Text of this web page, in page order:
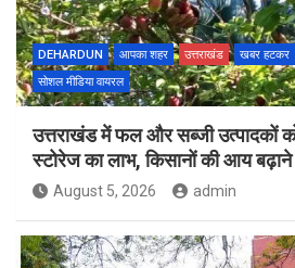
DEHARDUN आपका शहर उत्तराखंड खबर हटकर
सोशल मीडिया वायरल
उत्तराखंड में फल और सब्जी उत्पादकों
स्टोरेज का लाभ, किसानों की आय बढ़ाने
August 5, 2026 admin